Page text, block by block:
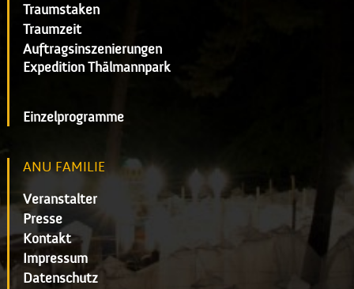
Traumstaken
Traumzeit
Auftragsinszenierungen
Expedition Thälmannpark
Einzelprogramme
ANU FAMILIE
Veranstalter
Presse
Kontakt
Impressum
Datenschutz